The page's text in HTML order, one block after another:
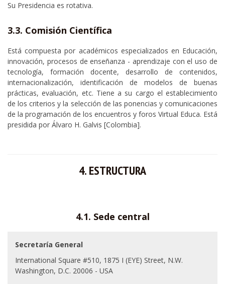
Su Presidencia es rotativa.
3.3. Comisión Científica
Está compuesta por académicos especializados en Educación,
innovación, procesos de enseñanza - aprendizaje con el uso de
tecnología, formación docente, desarrollo de contenidos,
internacionalización, identificación de modelos de buenas
prácticas, evaluación, etc. Tiene a su cargo el establecimiento
de los criterios y la selección de las ponencias y comunicaciones
de la programación de los encuentros y foros Virtual Educa. Está
presidida por Álvaro H. Galvis [Colombia].
4. ESTRUCTURA
4.1. Sede central
Secretaría General
International Square #510, 1875 I (EYE) Street, N.W.
Washington, D.C. 20006 - USA